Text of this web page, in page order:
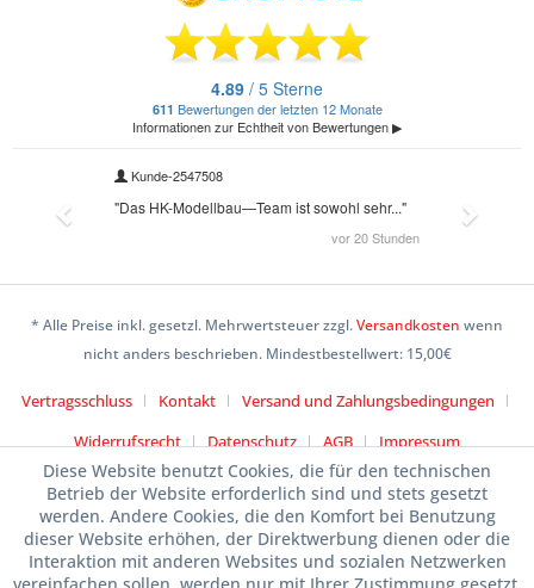
* Alle Preise inkl. gesetzl. Mehrwertsteuer zzgl.Versandkosten wenn
nicht anders beschrieben. Mindestbestellwert: 15,00€
Vertragsschluss Kontakt
Versand und Zahlungsbedingungen
Widerrufsrecht
Datenschutz AGB Impressum
Diese Website benutzt Cookies, die für den technischen
Betrieb der Website erforderlich sind und stets gesetzt
werden. Andere Cookies, die den Komfort bei Benutzung
dieser Website erhöhen, der Direktwerbung dienen oder die
Interaktion mit anderen Websites und sozialen Netzwerken